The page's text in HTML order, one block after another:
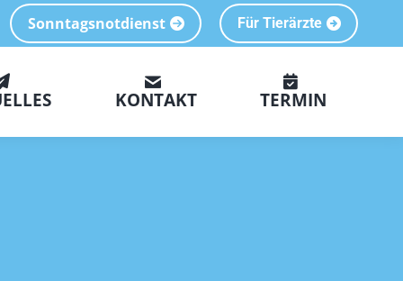
Sonntagsnotdienst Für Tierärzte
KONTAKT TERMIN